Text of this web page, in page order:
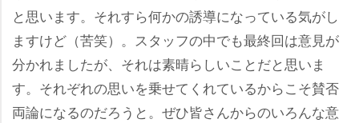
と思います。それすら何かの誘導になっている気がし
ますけど（苦笑）。スタッフの中でも最終回は意見が
分かれましたが、それは素晴らしいことだと思いま
す。それぞれの思いを乗せてくれているからこそ賛否
両論になるのだろうと。ぜひ皆さんからのいろんな意